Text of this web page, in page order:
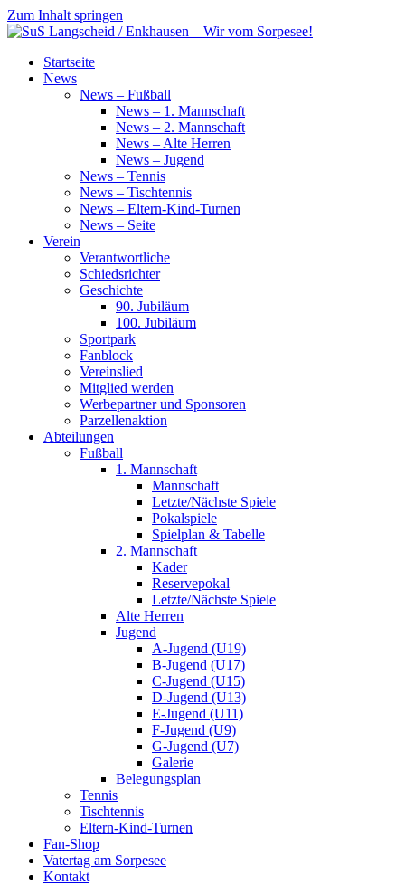
Zum Inhalt springen
SuS
Langscheid
Startseite
News
News – Fußball
News – 1. Mannschaft
News – 2. Mannschaft
News – Alte Herren
News – Jugend
News – Tennis
News – Tischtennis
News – Eltern-Kind-Turnen
News – Seite
Verein
Verantwortliche
Schiedsrichter
Geschichte
90. Jubiläum
100. Jubiläum
Sportpark
Fanblock
Vereinslied
Mitglied werden
Werbepartner und Sponsoren
Parzellenaktion
Abteilungen
Fußball
1. Mannschaft
Mannschaft
Letzte/Nächste Spiele
Pokalspiele
Spielplan & Tabelle
2. Mannschaft
Kader
Reservepokal
Letzte/Nächste Spiele
Alte Herren
Jugend
A-Jugend (U19)
B-Jugend (U17)
C-Jugend (U15)
D-Jugend (U13)
E-Jugend (U11)
F-Jugend (U9)
G-Jugend (U7)
Galerie
Belegungsplan
Tennis
Tischtennis
Eltern-Kind-Turnen
Fan-Shop
Vatertag am Sorpesee
Kontakt